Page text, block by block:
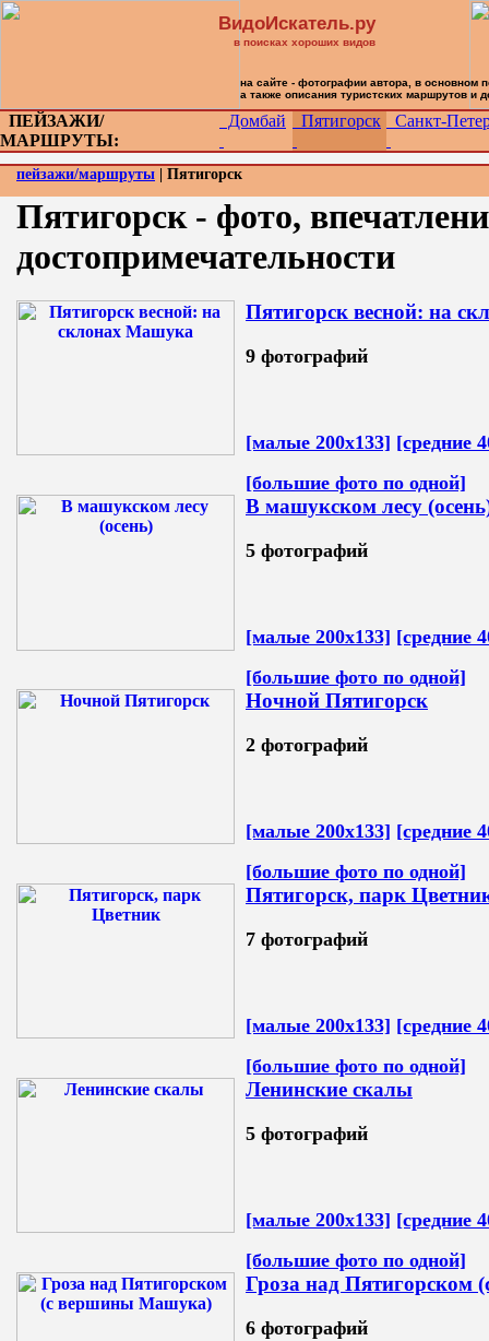
ПЕЙЗАЖИ/
МАРШРУТЫ:
Домбай Пятигорск Санкт-
пейзажи/маршруты | Пятигорск
Пятигорск - фото,
достопримечательности
Пятигорск весной: на
9 фотографий
[малые 200х133] [средние
[большие фото по одной]
В машукском лесу
5 фотографий
[малые 200х133] [средние
[большие фото по одной]
Ночной Пятигорск
2 фотографий
[малые 200х133] [средние
[большие фото по одной]
Пятигорск, парк
7 фотографий
[малые 200х133] [средние
[большие фото по одной]
Ленинские скалы
5 фотографий
[малые 200х133] [средние
[большие фото по одной]
Гроза над
6 фотографий
ВидоИскатель.ру
в поисках хороших видов
на сайте - фотографии автора, в основном
а также описания туристских маршрутов и